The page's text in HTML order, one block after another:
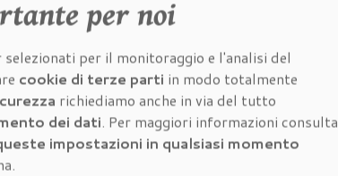
per noi
per il monitoraggio e l'analisi del
cookie di terze parti in modo totalmente
richiediamo anche in via del tutto
dei dati. Per maggiori informazioni consulta
impostazioni in qualsiasi momento